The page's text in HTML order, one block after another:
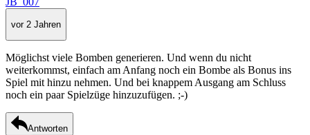
vor 2 Jahren
Möglichst viele Bomben generieren. Und wenn du nicht
weiterkommst, einfach am Anfang noch ein Bombe als Bonus ins
Spiel mit hinzu nehmen. Und bei knappem Ausgang am Schluss
noch ein paar Spielzüge hinzuzufügen. ;-)
Antworten